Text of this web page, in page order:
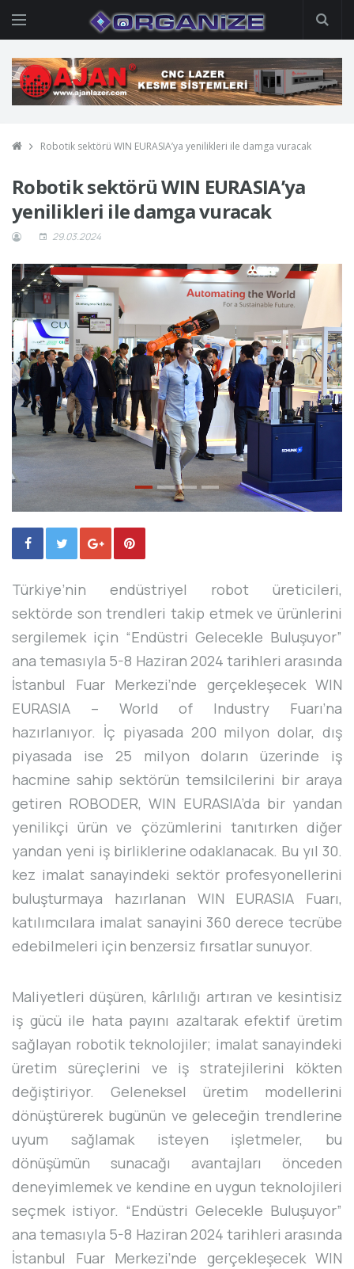
Robotik sektörü WIN EURASIA’ya yenilikleri ile damga vuracak
Robotik sektörü WIN EURASIA’ya
yenilikleri ile damga vuracak
29.03.2024
Türkiye’nin endüstriyel robot üreticileri,
sektörde son trendleri takip etmek ve ürünlerini
sergilemek için “Endüstri Gelecekle Buluşuyor”
ana temasıyla 5-8 Haziran 2024 tarihleri arasında
İstanbul Fuar Merkezi’nde gerçekleşecek WIN
EURASIA – World of Industry Fuarı’na
hazırlanıyor. İç piyasada 200 milyon dolar, dış
piyasada ise 25 milyon doların üzerinde iş
hacmine sahip sektörün temsilcilerini bir araya
getiren ROBODER, WIN EURASIA’da bir yandan
yenilikçi ürün ve çözümlerini tanıtırken diğer
yandan yeni iş birliklerine odaklanacak. Bu yıl 30.
kez imalat sanayindeki sektör profesyonellerini
buluşturmaya hazırlanan WIN EURASIA Fuarı,
katılımcılara imalat sanayini 360 derece tecrübe
edebilmeleri için benzersiz fırsatlar sunuyor.
Maliyetleri düşüren, kârlılığı artıran ve kesintisiz
iş gücü ile hata payını azaltarak efektif üretim
sağlayan robotik teknolojiler; imalat sanayindeki
üretim süreçlerini ve iş stratejilerini kökten
değiştiriyor. Geleneksel üretim modellerini
dönüştürerek bugünün ve geleceğin trendlerine
uyum sağlamak isteyen işletmeler, bu
dönüşümün sunacağı avantajları önceden
deneyimlemek ve kendine en uygun teknolojileri
seçmek istiyor. “Endüstri Gelecekle Buluşuyor”
ana temasıyla 5-8 Haziran 2024 tarihleri arasında
İstanbul Fuar Merkezi’nde gerçekleşecek WIN